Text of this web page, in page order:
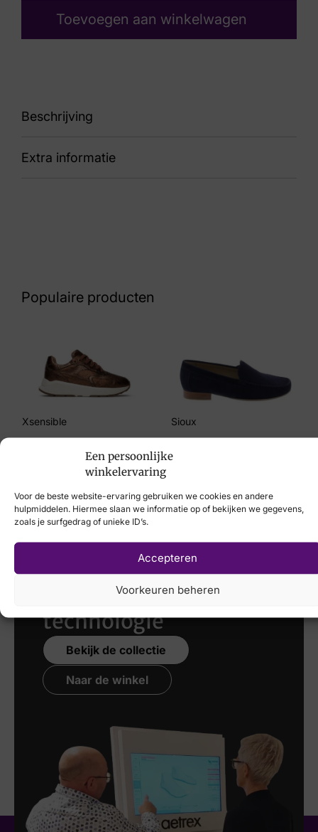
Een persoonlijke
winkelervaring
Voor de beste website-ervaring gebruiken we cookies en andere
hulpmiddelen. Hiermee slaan we informatie op of bekijken we gegevens,
zoals je surfgedrag of unieke ID’s.
Accepteren
Voorkeuren beheren
Toevoegen aan winkelwagen
Beschrijving
88 27001-30705 Heaven H
Extra informatie
Merk
Solidus
Artikelnummer
27001-30705 Heaven H
Breedtemaat
H
Populaire producten
Xsensible
Sioux
Laat uw voeten
met de
nieuwste 3D
technologie
Bekijk de collectie
Naar de winkel